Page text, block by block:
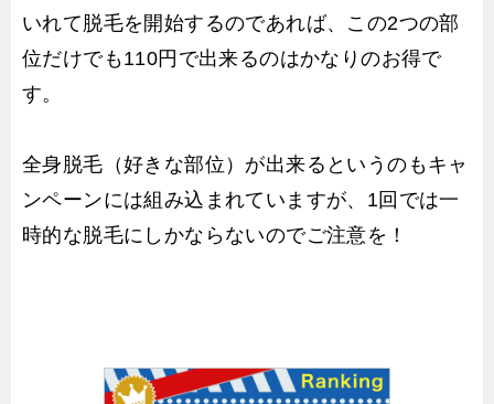
いれて脱毛を開始するのであれば、この2つの部
位だけでも110円で出来るのはかなりのお得で
す。
全身脱毛（好きな部位）が出来るというのもキャ
ンペーンには組み込まれていますが、1回では一
時的な脱毛にしかならないのでご注意を！